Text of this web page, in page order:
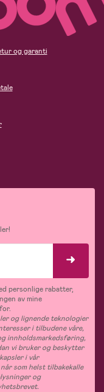
og garanti
personlige rabatter,
av mine
og lignende teknologier
i tilbudene våre,
innholdsmarkedsføring,
vi bruker og beskytter
i vår
som helst tilbakekalle
og